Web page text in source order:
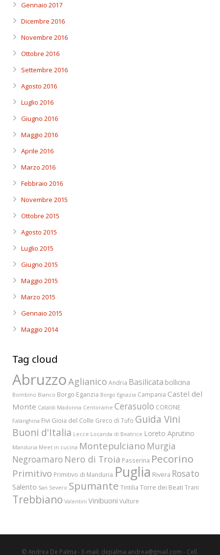
Gennaio 2017
Dicembre 2016
Novembre 2016
Ottobre 2016
Settembre 2016
Agosto 2016
Luglio 2016
Giugno 2016
Maggio 2016
Aprile 2016
Marzo 2016
Febbraio 2016
Novembre 2015
Ottobre 2015
Agosto 2015
Luglio 2015
Giugno 2015
Maggio 2015
Marzo 2015
Gennaio 2015
Maggio 2014
Tag cloud
AbruzzoAglianico Andria Basilicata bollicina
Bombino Bianco Borgo Eganzia Borgo Egnazia Campania Castel del
Monte Cataldi Madonna Centorame Cerasuolo CORONE
Falanghina Fivi Gioia del Colle Greco di Tufo Guida Vini
Buoni d'Italia Lecce Locanda di Beatrice Loreto Aprutino
Manduria Meet in cucina Montepulciano Murgia
Negroamaro Nero di Troia Passerina Pecorino
Primitivo Primitivo di Manduria Puglia Rivera Rosato
Salento San Severo Spumante Tintilia Torre dei Beati Trani
Trebbiano Valentini Vinibuoni Vulture
© Andrea De Palma - E-mail: depalma.andrea@gmail.com - Cell.